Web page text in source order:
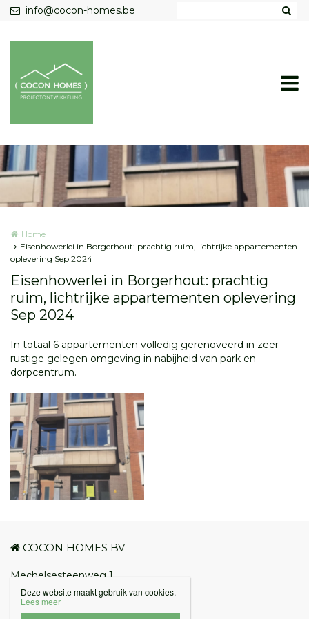
Overslaan en naar de inhoud gaan
info@cocon-homes.be
Home
Eisenhowerlei in Borgerhout: prachtig ruim, lichtrijke appartementen
oplevering Sep 2024
Eisenhowerlei in Borgerhout: prachtig
ruim, lichtrijke appartementen oplevering
Sep 2024
In totaal 6 appartementen volledig gerenoveerd in zeer
rustige gelegen omgeving in nabijheid van park en
dorpcentrum.
COCON HOMES BV
Mechelsesteenweg 1
BE-2018 Antwerpen
BE.0681.842.593
Deze website maakt gebruik van cookies.
Lees meer